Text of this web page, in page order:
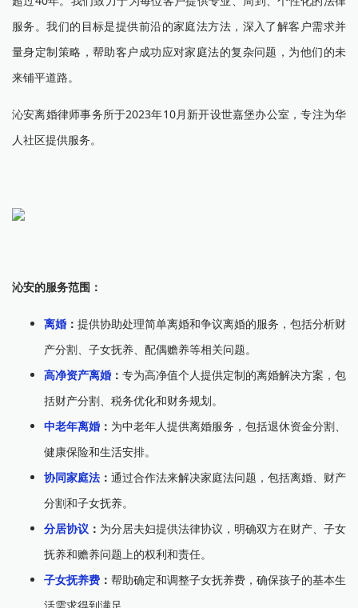
服务。我们的目标是提供前沿的家庭法方法，深入了解客户需求并
量身定制策略，帮助客户成功应对家庭法的复杂问题，为他们的未
来铺平道路。
沁安离婚律师事务所于2023年10月新开设世嘉堡办公室，专注为华
人社区提供服务。
沁安的服务范围：
离婚 ： 提供协助处理简单离婚和争议离婚的服务，包括分析财
产分割、子女抚养、配偶赡养等相关问题。
高净资产离婚 ： 专为高净值个人提供定制的离婚解决方案，包
括财产分割、税务优化和财务规划。
中老年离婚 ： 为中老年人提供离婚服务，包括退休资金分割、
健康保险和生活安排。
协同家庭法 ： 通过合作法来解决家庭法问题，包括离婚、财产
分割和子女抚养。
分居协议 ： 为分居夫妇提供法律协议，明确双方在财产、子女
抚养和赡养问题上的权利和责任。
子女抚养费 ： 帮助确定和调整子女抚养费，确保孩子的基本生